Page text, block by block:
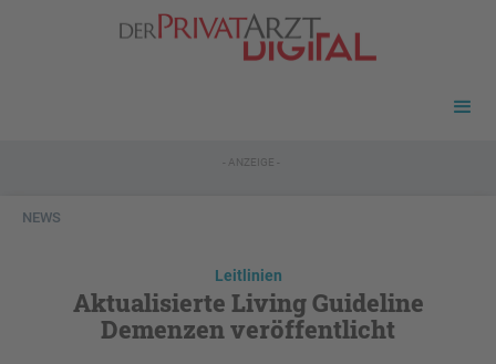
- ANZEIGE -
NEWS
Leitlinien
Aktualisierte Living Guideline
Demenzen veröffentlicht